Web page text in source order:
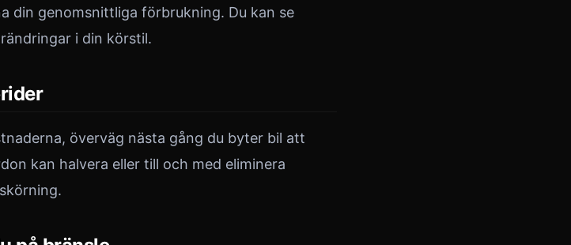
din genomsnittliga förbrukning. Du kan se
i din körstil.
överväg nästa gång du byter bil att
kan halvera eller till och med eliminera